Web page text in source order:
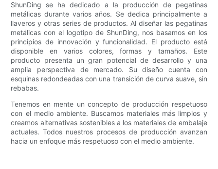
ShunDing se ha dedicado a la producción de pegatinas
metálicas durante varios años. Se dedica principalmente a
llaveros y otras series de productos. Al diseñar las pegatinas
metálicas con el logotipo de ShunDing, nos basamos en los
principios de innovación y funcionalidad. El producto está
disponible en varios colores, formas y tamaños. Este
producto presenta un gran potencial de desarrollo y una
amplia perspectiva de mercado. Su diseño cuenta con
esquinas redondeadas con una transición de curva suave, sin
rebabas.
Tenemos en mente un concepto de producción respetuoso
con el medio ambiente. Buscamos materiales más limpios y
creamos alternativas sostenibles a los materiales de embalaje
actuales. Todos nuestros procesos de producción avanzan
hacia un enfoque más respetuoso con el medio ambiente.